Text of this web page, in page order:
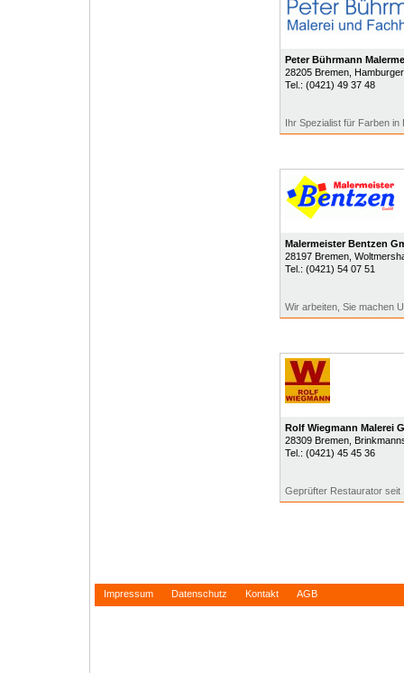
Peter Bührmann
28205 Bremen,
Tel.: (0421) 49 37 48
Ihr Spezialist für Farben in
Malermeister Bentzen
28197 Bremen,
Tel.: (0421) 54 07 51
Wir arbeiten, Sie machen
Rolf Wiegmann Malerei
28309 Bremen,
Tel.: (0421) 45 45 36
Geprüfter Restaurator seit
Impressum Datenschutz Kontakt AGB